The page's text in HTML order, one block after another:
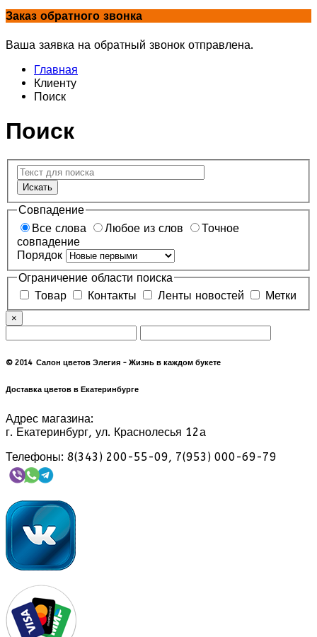
Заказ обратного звонка
Ваша заявка на обратный звонок отправлена.
Главная
Клиенту
Поиск
Поиск
Искать
Совпадение
Все слова
Любое из слов
Точное
совпадение
Порядок
Ограничение области поиска
Товар
Контакты Ленты новостей Метки
×
© 2014 Салон цветов Элегия - Жизнь в каждом букете
Доставка цветов в Екатеринбурге
Адрес магазина:
г. Екатеринбург, ул. Краснолесья 12а
Телефоны: 8(343) 200-55-09, 7(953) 000-69-79